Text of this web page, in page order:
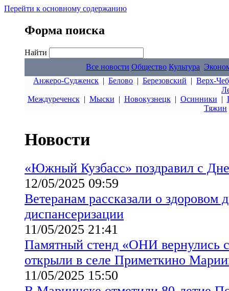
Перейти к основному содержанию
Форма поиска
Найти
Все новости Общество Культура
Анжеро-Судженск | Белово | Березовский | Верх-
Междуреченск| Мыски | Новокузнецк| Осинники |
Тяжин
Новости
«Южный Кузбасс» поздравил с
12/05/2025 09:59
Ветеранам рассказали о здоровом
диспансеризации
11/05/2025 21:41
Памятный стенд «ОНИ
открыли в селе Приметкино
11/05/2025 15:50